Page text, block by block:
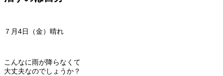
７月4日（金）晴れ
こんなに雨が降らなくて
大丈夫なのでしょうか？